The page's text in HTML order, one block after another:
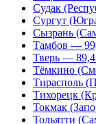
Судак
Сургут
Сызрань
Тамбов —
Тверь —
Тёмкино
Тирасполь
Тихорецк
Токмак
Тольятти